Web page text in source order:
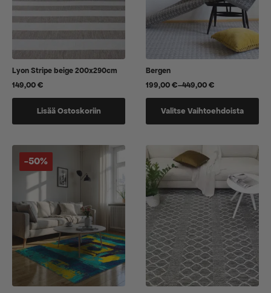
Lyon Stripe beige 200x290cm
149,00€
Lisää Ostoskoriin
Bergen
199,00€–449,00€
Hintaluokka:
199,00 €
Valitse Vaihtoehdoista
useampi
muunnelma.
Voit
tehdä
valinnat
tuotteen
sivulla.
-50%